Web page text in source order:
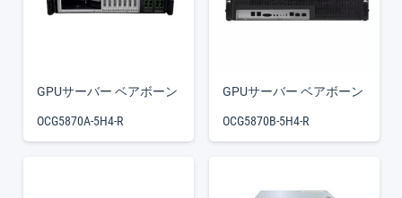
GPUサーバー ベアボーン
OCG5870A-5H4-R
GPUサーバー ベアボーン
OCG5870B-5H4-R